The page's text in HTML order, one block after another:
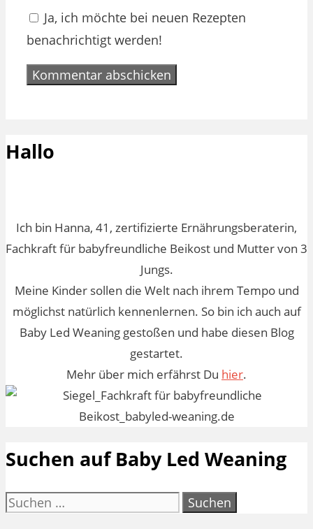
Ja, ich möchte bei neuen Rezepten
benachrichtigt werden!
Hallo
Ich bin Hanna, 41, zertifizierte Ernährungsberaterin,
Fachkraft für babyfreundliche Beikost und Mutter von 3
Jungs.
Meine Kinder sollen die Welt nach ihrem Tempo und
möglichst natürlich kennenlernen. So bin ich auch auf
Baby Led Weaning gestoßen und habe diesen Blog
gestartet.
Mehr über mich erfährst Du hier.
Suchen auf Baby Led Weaning
Suchen